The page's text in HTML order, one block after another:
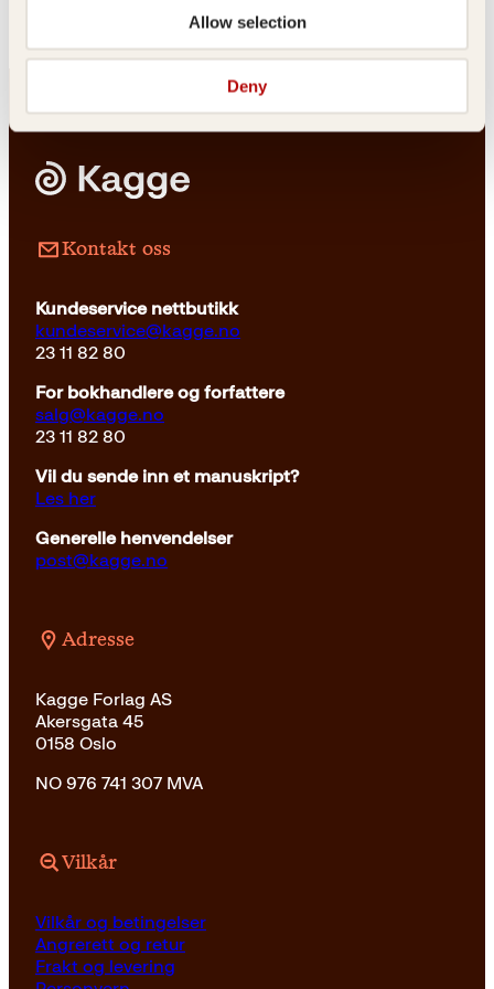
Allow selection
Deny
Innbundet
Kontakt oss
Kundeservice nettbutikk
kundeservice@kagge.no
23 11 82 80
For bokhandlere og forfattere
salg@kagge.no
23 11 82 80
Vil du sende inn et manuskript?
Les her
Generelle henvendelser
post@kagge.no
Adresse
Kagge Forlag AS
Akersgata 45
0158 Oslo
NO 976 741 307 MVA
Vilkår
Vilkår og betingelser
Angrerett og retur
Frakt og levering